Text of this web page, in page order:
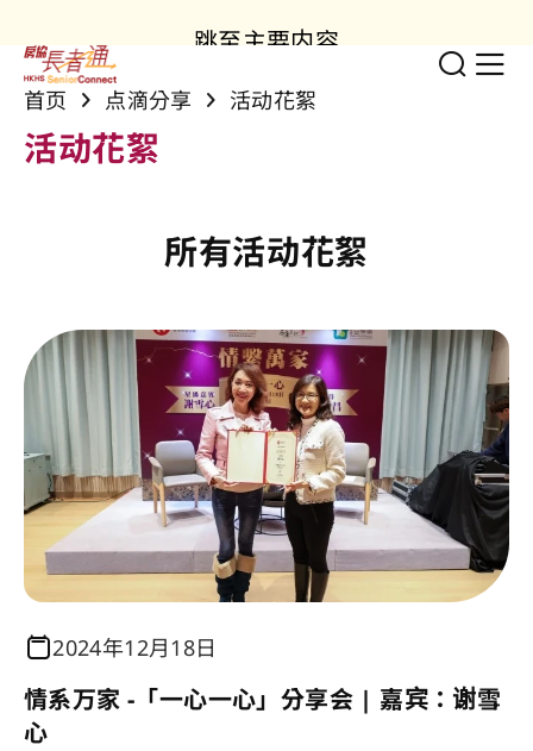
跳至主要内容
切换
显
首页 点滴分享 活动花絮
活动花絮
所有活动花絮
2024年12月18日
情系万家 -「一心一心」分享会 | 嘉宾：谢雪
心